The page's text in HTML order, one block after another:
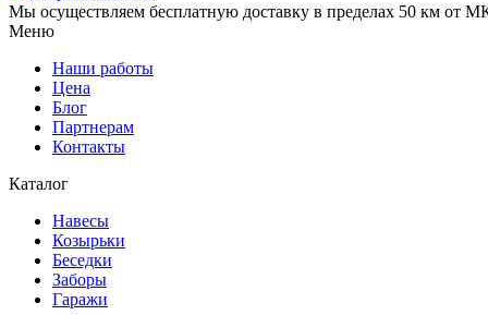
Мы осуществляем бесплатную доставку в пределах 50 км от
Меню
Наши работы
Цена
Блог
Партнерам
Контакты
Каталог
Навесы
Козырьки
Беседки
Заборы
Гаражи